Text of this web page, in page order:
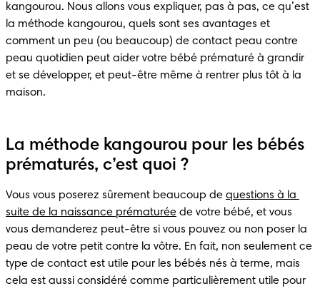
kangourou. Nous allons vous expliquer, pas à pas, ce qu’est
la méthode kangourou, quels sont ses avantages et
comment un peu (ou beaucoup) de contact peau contre
peau quotidien peut aider votre bébé prématuré à grandir
et se développer, et peut-être même à rentrer plus tôt à la
maison.
La méthode kangourou pour les bébés
prématurés, c’est quoi ?
Vous vous poserez sûrement beaucoup de questions à la
suite de la naissance prématurée de votre bébé, et vous
vous demanderez peut-être si vous pouvez ou non poser la
peau de votre petit contre la vôtre. En fait, non seulement ce
type de contact est utile pour les bébés nés à terme, mais
cela est aussi considéré comme particulièrement utile pour